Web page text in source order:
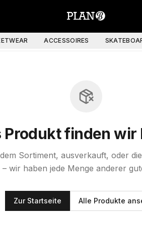
ACCESSOIRES
Produkt finden wir
Sortiment, ausverkauft, oder
– wir haben jede Menge anderer
Zur Startseite Alle Produkte